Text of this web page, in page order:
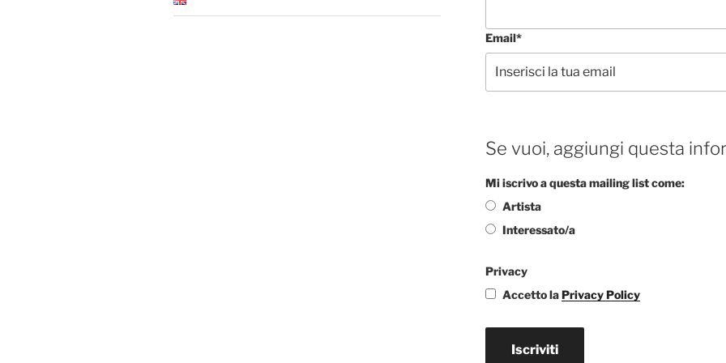
Email*
Se vuoi, aggiungi questa
Mi iscrivo a questa mailing list come:
Artista
Interessato/a
Privacy
Accetto laPrivacy Policy
Iscriviti